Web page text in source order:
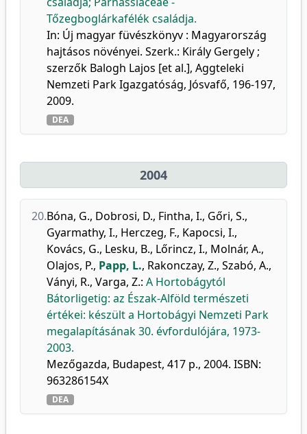
Tőzegboglárkafélék családja.
In: Új magyar füvészkönyv : Magyarország
hajtásos növényei. Szerk.: Király Gergely ;
szerzők Balogh Lajos [et al.], Aggteleki
Nemzeti Park Igazgatóság, Jósvafő, 196-197,
2009.
DEA
2004
20.Bóna, G., Dobrosi, D., Fintha, I., Gőri, S.,
Gyarmathy, I., Herczeg, F., Kapocsi, I.,
Kovács, G., Lesku, B., Lőrincz, I., Molnár, A.,
Olajos, P., Papp, L., Rakonczay, Z., Szabó, A.,
Ványi, R., Varga, Z.: A Hortobágytól
Bátorligetig: az Észak-Alföld természeti
értékei: készült a Hortobágyi Nemzeti Park
megalapításának 30. évfordulójára, 1973-
2003.
Mezőgazda, Budapest, 417 p., 2004. ISBN:
963286154X
DEA